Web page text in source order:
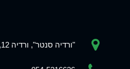
"ורדיה סנטר", ורדיה 12, חיפה